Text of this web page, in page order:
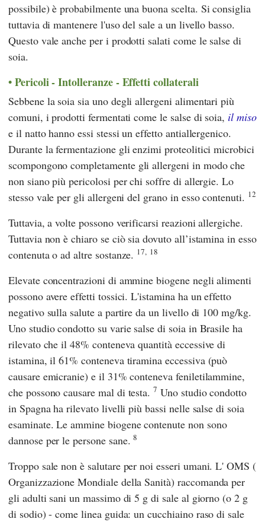
possibile) è probabilmente una buona scelta. Si consiglia
tuttavia di mantenere l'uso del sale a un livello basso.
Questo vale anche per i prodotti salati come le salse di
soia.
Pericoli - Intolleranze - Effetti collaterali
Sebbene la soia sia uno degli allergeni alimentari più
comuni, i prodotti fermentati come le salse di soia, il miso
e il natto hanno essi stessi un effetto antiallergenico.
Durante la fermentazione gli enzimi proteolitici microbici
scompongono completamente gli allergeni in modo che
non siano più pericolosi per chi soffre di allergie. Lo
stesso vale per gli allergeni del grano in esso contenuti. 12
Tuttavia, a volte possono verificarsi reazioni allergiche.
Tuttavia non è chiaro se ciò sia dovuto all’istamina in esso
contenuta o ad altre sostanze. 17, 18
Elevate concentrazioni di ammine biogene negli alimenti
possono avere effetti tossici. L'istamina ha un effetto
negativo sulla salute a partire da un livello di 100 mg/kg.
Uno studio condotto su varie salse di soia in Brasile ha
rilevato che il 48% conteneva quantità eccessive di
istamina, il 61% conteneva tiramina eccessiva (può
causare emicranie) e il 31% conteneva feniletilammine,
che possono causare mal di testa.7 Uno studio condotto
in Spagna ha rilevato livelli più bassi nelle salse di soia
esaminate. Le ammine biogene contenute non sono
dannose per le persone sane.8
Troppo sale non è salutare per noi esseri umani. L'OMS (
Organizzazione Mondiale della Sanità) raccomanda per
gli adulti sani un massimo di 5 g di sale al giorno (o 2 g
di sodio) - come linea guida: un cucchiaino raso di sale